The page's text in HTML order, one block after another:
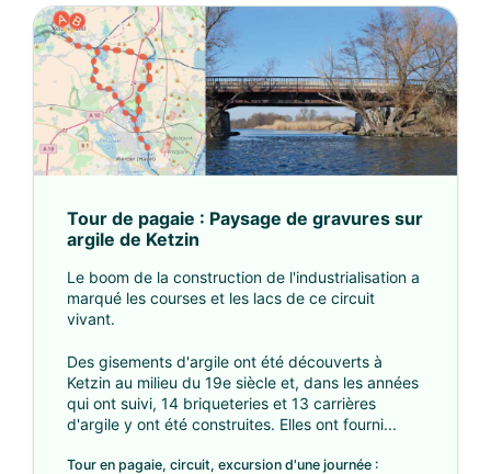
Tour de pagaie : Paysage de gravures sur
argile de Ketzin
Le boom de la construction de l'industrialisation a
marqué les courses et les lacs de ce circuit
vivant.
Des gisements d'argile ont été découverts à
Ketzin au milieu du 19e siècle et, dans les années
qui ont suivi, 14 briqueteries et 13 carrières
d'argile y ont été construites. Elles ont fourni...
Tour en pagaie, circuit, excursion d'une journée :